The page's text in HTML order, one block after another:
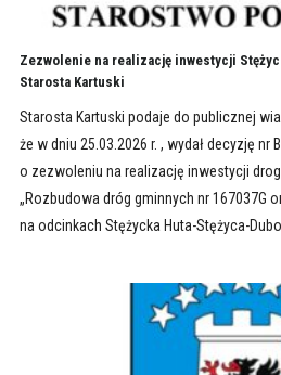
Zezwolenie na realizację inwestycji
Starosta Kartuski
Starosta Kartuski podaje do publicznej
że w dniu 25.03.2026 r. , wydał decyzję nr
o zezwoleniu na realizację inwestycji
„Rozbudowa dróg gminnych nr 167037G
na odcinkach Stężycka Huta-Stężyca-